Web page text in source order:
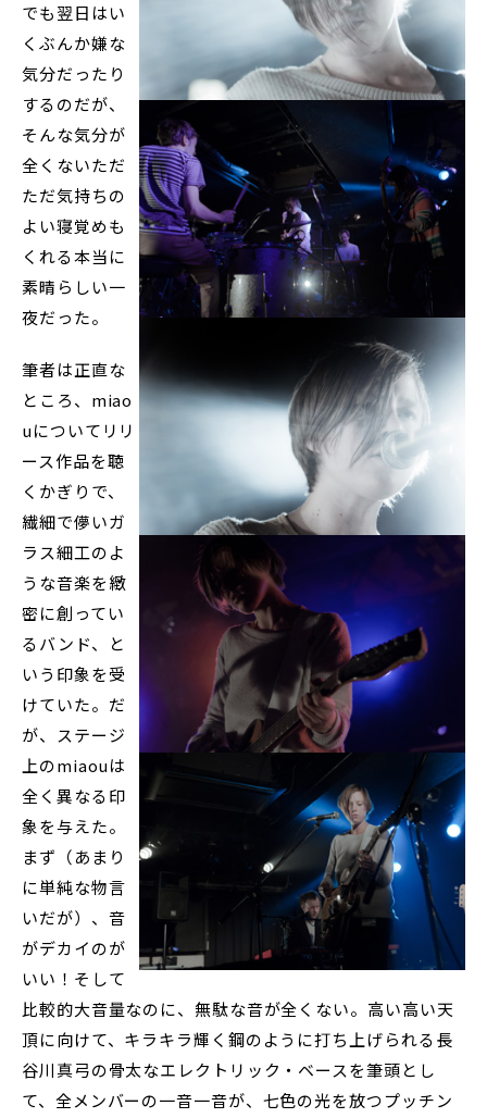
でも翌日はい
くぶんか嫌な
気分だったり
するのだが、
そんな気分が
全くないただ
ただ気持ちの
よい寝覚めも
くれる本当に
素晴らしい一
夜だった。
筆者は正直な
ところ、miao
uについてリリ
ース作品を聴
くかぎりで、
繊細で儚いガ
ラス細工のよ
うな音楽を緻
密に創ってい
るバンド、と
いう印象を受
けていた。だ
が、ステージ
上のmiaouは
全く異なる印
象を与えた。
まず（あまり
に単純な物言
いだが）、音
がデカイのが
いい！そして
比較的大音量なのに、無駄な音が全くない。高い高い天
頂に向けて、キラキラ輝く鋼のように打ち上げられる長
谷川真弓の骨太なエレクトリック・ベースを筆頭とし
て、全メンバーの一音一音が、七色の光を放つプッチン